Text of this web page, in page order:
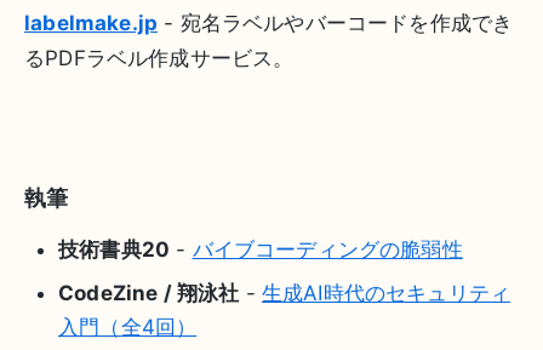
labelmake.jp - 宛名ラベルやバーコードを作成でき
るPDFラベル作成サービス。
執筆
技術書典20 - バイブコーディングの脆弱性
CodeZine / 翔泳社 - 生成AI時代のセキュリティ
入門（全4回）